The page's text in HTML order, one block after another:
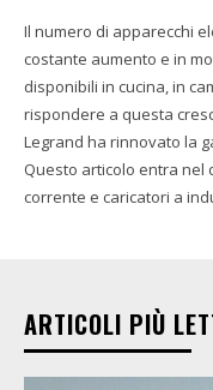
Il numero di apparecchi
costante aumento e in
disponibili in cucina, in
rispondere a questa
Legrand ha rinnovato la
Questo articolo entra nel
corrente e caricatori a
ARTICOLI PIÙ